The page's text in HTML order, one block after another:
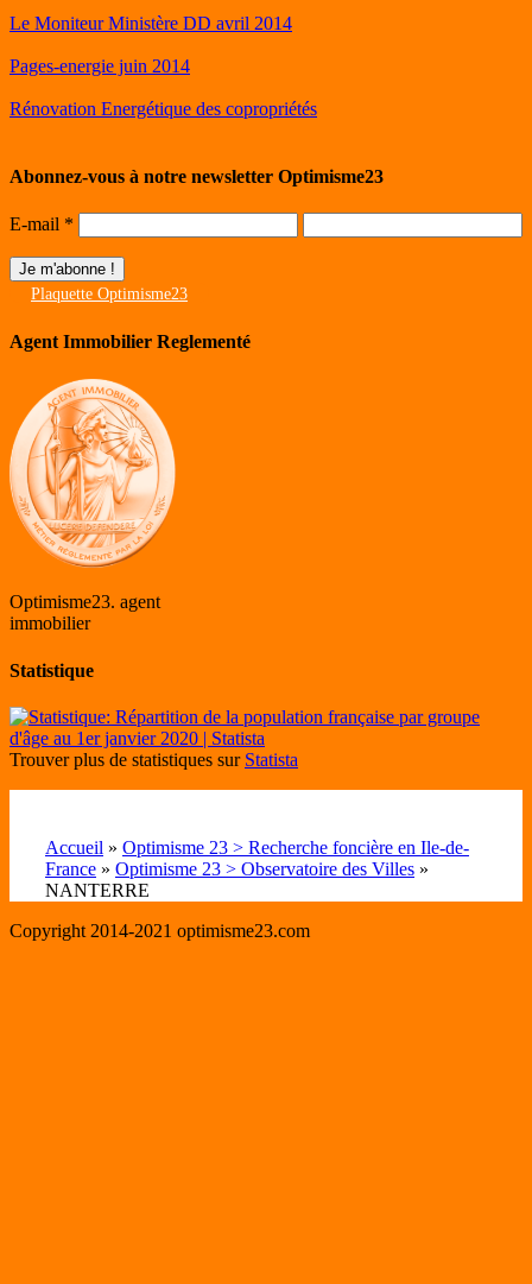
Le Moniteur Ministère DD avril 2014
Pages-energie juin 2014
Rénovation Energétique des copropriétés
Abonnez-vous à notre newsletter Optimisme23
E-mail *
Plaquette Optimisme23
Agent Immobilier Reglementé
Optimisme23. agent
immobilier
Statistique
Trouver plus de statistiques sur Statista
Accueil » Optimisme 23 > Recherche foncière en Ile-de-
France » Optimisme 23 > Observatoire des Villes »
NANTERRE
Copyright 2014-2021 optimisme23.com